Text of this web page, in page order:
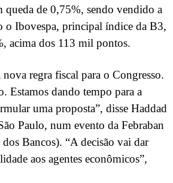
queda de 0,75%, sendo vendido a
o Ibovespa, principal índice da B3,
acima dos 113 mil pontos.
regra fiscal para o Congresso.
Estamos dando tempo para a
uma proposta”, disse Haddad
Paulo, num evento da Febraban
Bancos). “A decisão vai dar
aos agentes econômicos”,